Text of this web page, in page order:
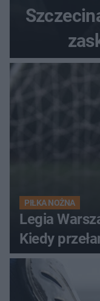
PIŁKA NOŻNA
Legia
Kiedy